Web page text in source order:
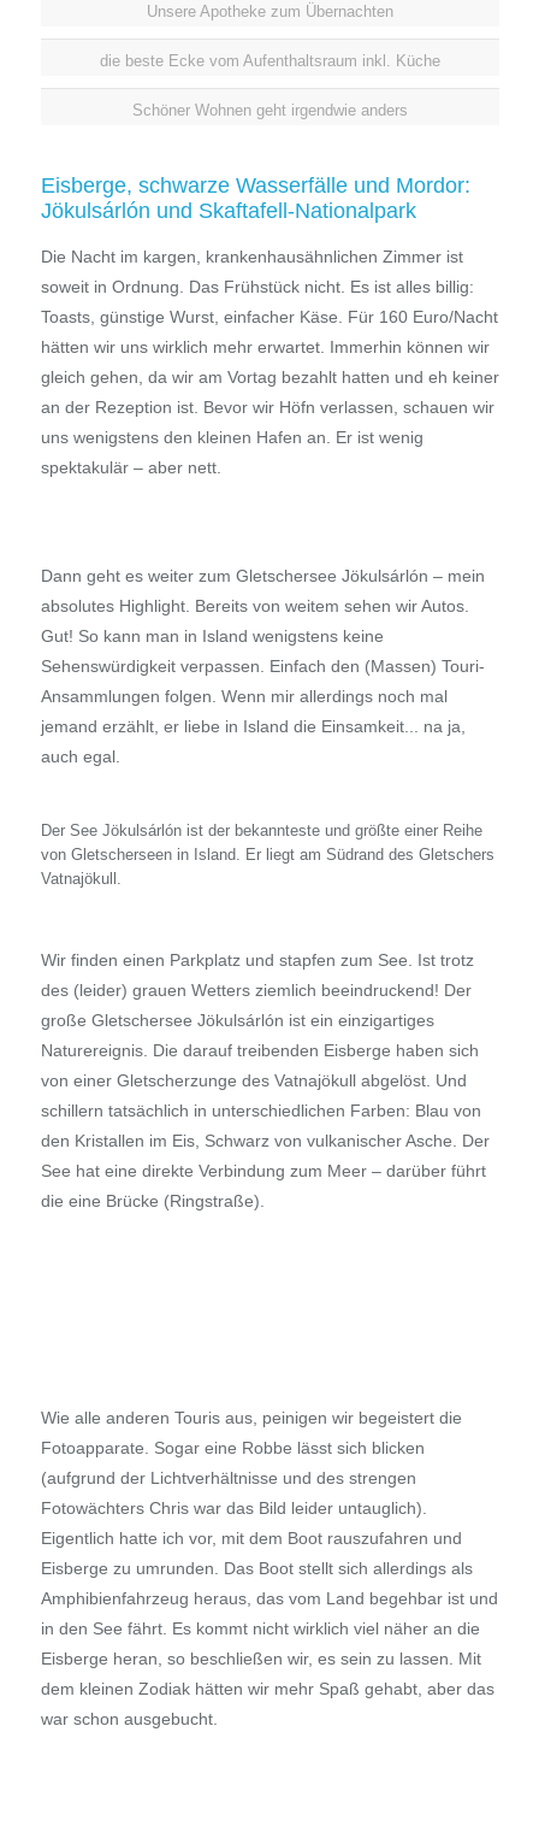
Unsere Apotheke zum Übernachten
die beste Ecke vom Aufenthaltsraum inkl. Küche
Schöner Wohnen geht irgendwie anders
Eisberge, schwarze Wasserfälle und Mordor:
Jökulsárlón und Skaftafell-Nationalpark
Die Nacht im kargen, krankenhausähnlichen Zimmer ist
soweit in Ordnung. Das Frühstück nicht. Es ist alles billig:
Toasts, günstige Wurst, einfacher Käse. Für 160 Euro/Nacht
hätten wir uns wirklich mehr erwartet. Immerhin können wir
gleich gehen, da wir am Vortag bezahlt hatten und eh keiner
an der Rezeption ist. Bevor wir Höfn verlassen, schauen wir
uns wenigstens den kleinen Hafen an. Er ist wenig
spektakulär – aber nett.
Dann geht es weiter zum Gletschersee Jökulsárlón – mein
absolutes Highlight. Bereits von weitem sehen wir Autos.
Gut! So kann man in Island wenigstens keine
Sehenswürdigkeit verpassen. Einfach den (Massen) Touri-
Ansammlungen folgen. Wenn mir allerdings noch mal
jemand erzählt, er liebe in Island die Einsamkeit... na ja,
auch egal.
Der See Jökulsárlón ist der bekannteste und größte einer Reihe
von Gletscherseen in Island. Er liegt am Südrand des Gletschers
Vatnajökull.
Wir finden einen Parkplatz und stapfen zum See. Ist trotz
des (leider) grauen Wetters ziemlich beeindruckend! Der
große Gletschersee Jökulsárlón ist ein einzigartiges
Naturereignis. Die darauf treibenden Eisberge haben sich
von einer Gletscherzunge des Vatnajökull abgelöst. Und
schillern tatsächlich in unterschiedlichen Farben: Blau von
den Kristallen im Eis, Schwarz von vulkanischer Asche. Der
See hat eine direkte Verbindung zum Meer – darüber führt
die eine Brücke (Ringstraße).
Wie alle anderen Touris aus, peinigen wir begeistert die
Fotoapparate. Sogar eine Robbe lässt sich blicken
(aufgrund der Lichtverhältnisse und des strengen
Fotowächters Chris war das Bild leider untauglich).
Eigentlich hatte ich vor, mit dem Boot rauszufahren und
Eisberge zu umrunden. Das Boot stellt sich allerdings als
Amphibienfahrzeug heraus, das vom Land begehbar ist und
in den See fährt. Es kommt nicht wirklich viel näher an die
Eisberge heran, so beschließen wir, es sein zu lassen. Mit
dem kleinen Zodiak hätten wir mehr Spaß gehabt, aber das
war schon ausgebucht.